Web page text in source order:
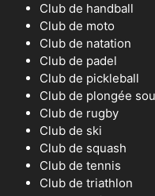
Club de handball
Club de moto
Club de natation
Club de padel
Club de pickleball
Club de plongée
Club de rugby
Club de ski
Club de squash
Club de tennis
Club de triathlon